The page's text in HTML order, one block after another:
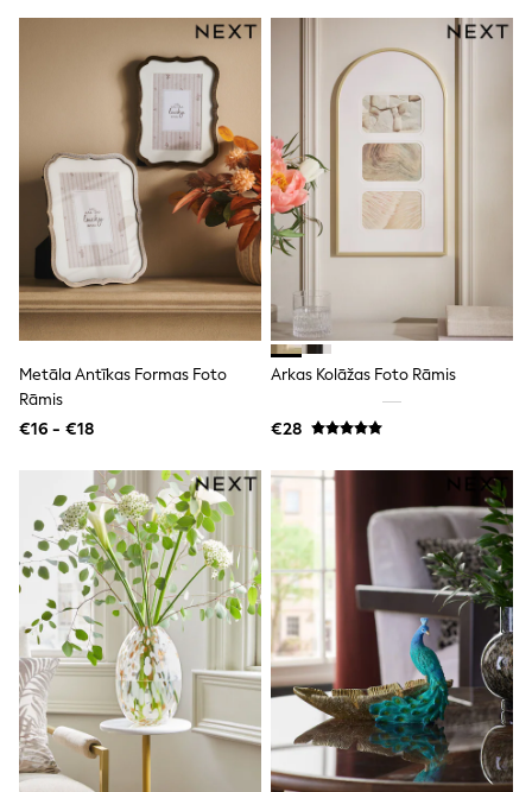
T-Shirts
Boys Holiday Shop
All swimwear
Ponchos & Toweling sets
Sun Hats & Caps
Polo Shirts
Rash Vests
Sandals & Sliders
Shirts
Shorts
Sunglasses
Sunsafe Swimwear
Swimshorts
Tops & T-Shirts
All swimwear
Rash Vests
Sandals & Sliders
Shorts
Skirts
Sunglasses
Sunsafe Swimwear
Swimsuits
Tops & T-Shirts
Baby Holiday Shop
Baby Travel Accessories
All Accessories
Beach Bags
Luggage
Beach Towels
Metāla Antīkas Formas Foto
Rāmis
€16 - €18
Arkas Kolāžas Foto Rāmis
€28